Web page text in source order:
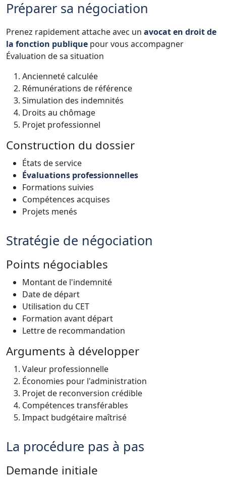
Préparer sa négociation
Prenez rapidement attache avec un avocat en droit de
la fonction publique pour vous accompagner
Évaluation de sa situation
Ancienneté calculée
Rémunérations de référence
Simulation des indemnités
Droits au chômage
Projet professionnel
Construction du dossier
États de service
Évaluations professionnelles
Formations suivies
Compétences acquises
Projets menés
Stratégie de négociation
Points négociables
Montant de l'indemnité
Date de départ
Utilisation du CET
Formation avant départ
Lettre de recommandation
Arguments à développer
Valeur professionnelle
Économies pour l'administration
Projet de reconversion crédible
Compétences transférables
Impact budgétaire maîtrisé
La procédure pas à pas
Demande initiale